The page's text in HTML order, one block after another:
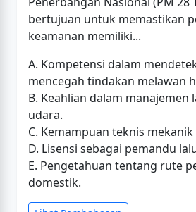
bertujuan untuk memastikan
keamanan memiliki...
A. Kompetensi dalam
mencegah tindakan melawan
B. Keahlian dalam manajemen
udara.
C. Kemampuan teknis
D. Lisensi sebagai pemandu
E. Pengetahuan tentang rute
domestik.